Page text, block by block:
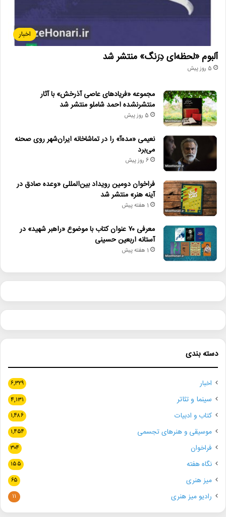
اخبار
آلبوم «لحظه‌ای دِرَنگ» منتشر شد
5 روز پیش
مجموعه «فریادهای عاصی آذرخش» با آثار
منتشرنشده احمد شاملو منتشر شد
5 روز پیش
نعیمی «مده‌آ» را در تماشاخانه ایران‌شهر روی صحنه
می‌برد
6 روز پیش
فراخوان دومین رویداد بین‌المللی «وعده صادق در
آینه هنر» منتشر شد
1 هفته پیش
معرفی ۷۰ عنوان کتاب با موضوع «راهبر شهید» در
آستانه اربعین حسینی
1 هفته پیش
دسته بندی
اخبار ۶,۳۲۹
سینما و تئاتر ۴,۱۳۱
کتاب و ادبیات ۱,۴۸۶
موسیقی و هنرهای تجسمی ۱,۴۵۴
فراخوان ۳۰۴
نگاه هفته ۱۵۵
میز هنری ۶۵
رادیو میز هنری ۱۱